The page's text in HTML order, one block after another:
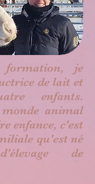
formation, je
de lait et
enfants.
monde animal
enfance, c'est
qu'est né
de